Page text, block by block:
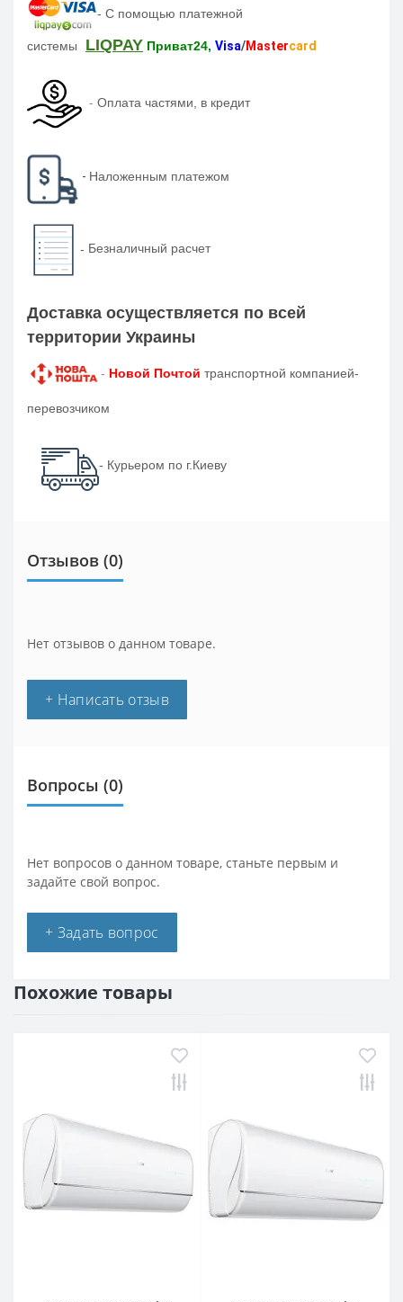
- С помощью платежной
системы LIQPAY Приват24, Visa/Mastercard
- Оплата частями, в кредит
- Наложенным платежом
- Безналичный расчет
Доставка осуществляется по всей
территории Украины
- Новой Почтой транспортной компанией-
перевозчиком
- Курьером по г.Киеву
Отзывов (0)
Нет отзывов о данном товаре.
+ Написать отзыв
Вопросы (0)
Нет вопросов о данном товаре, станьте первым и
задайте свой вопрос.
+ Задать вопрос
Похожие товары